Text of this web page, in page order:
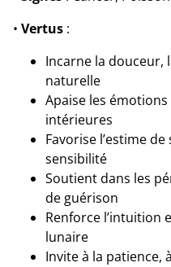
• Vertus :
Incarne la douceur,
naturelle
Apaise les
intérieures
Favorise l’estime
sensibilité
Soutient dans les
de guérison
Renforce l’intuition
lunaire
Invite à la patience,